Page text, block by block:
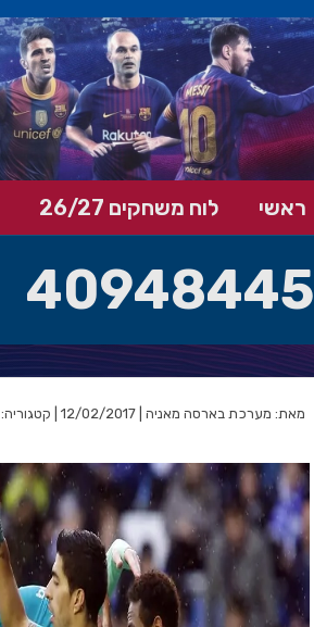
ראשי לוח משחקים 26/27
40948445
מאת: מערכת בארסה מאניה | 12/02/2017 | קטגוריה: